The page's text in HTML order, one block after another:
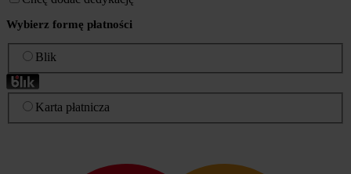
Wybierz formę płatności
Blik
Karta płatnicza